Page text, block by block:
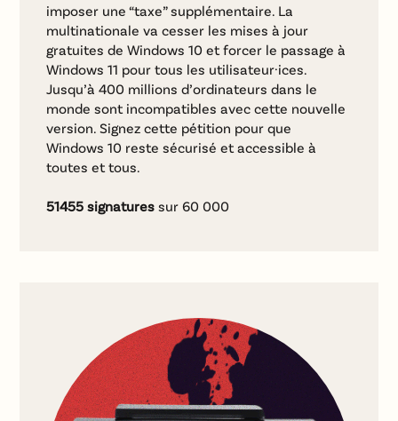
imposer une “taxe” supplémentaire. La
multinationale va cesser les mises à jour
gratuites de Windows 10 et forcer le passage à
Windows 11 pour tous les utilisateur·ices.
Jusqu’à 400 millions d’ordinateurs dans le
monde sont incompatibles avec cette nouvelle
version. Signez cette pétition pour que
Windows 10 reste sécurisé et accessible à
toutes et tous.
51455 signatures sur 60 000